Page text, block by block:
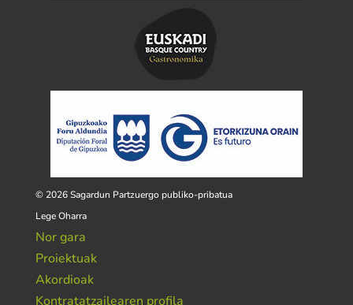
© 2026 Sagardun Partzuergo publiko-pribatua
Lege Oharra
Nor gara
Proiektuak
Akordioak
Kontratatzailearen profila